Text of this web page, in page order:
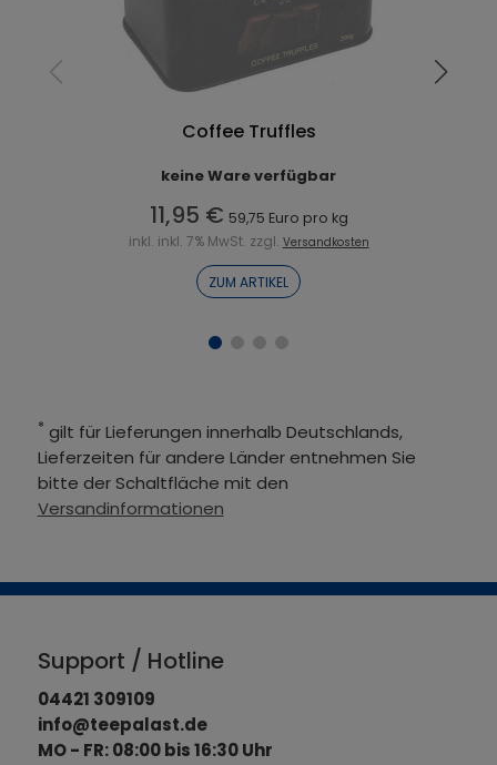
Coffee Truffles
keine Ware verfügbar
11,95 € 59,75 Euro pro kg
inkl. inkl. 7% MwSt. zzgl. Versandkosten
ZUM ARTIKEL
* gilt für Lieferungen innerhalb Deutschlands,
Lieferzeiten für andere Länder entnehmen Sie
bitte der Schaltfläche mit den
Versandinformationen
Support / Hotline
04421 309109
info@teepalast.de
MO - FR: 08:00 bis 16:30 Uhr